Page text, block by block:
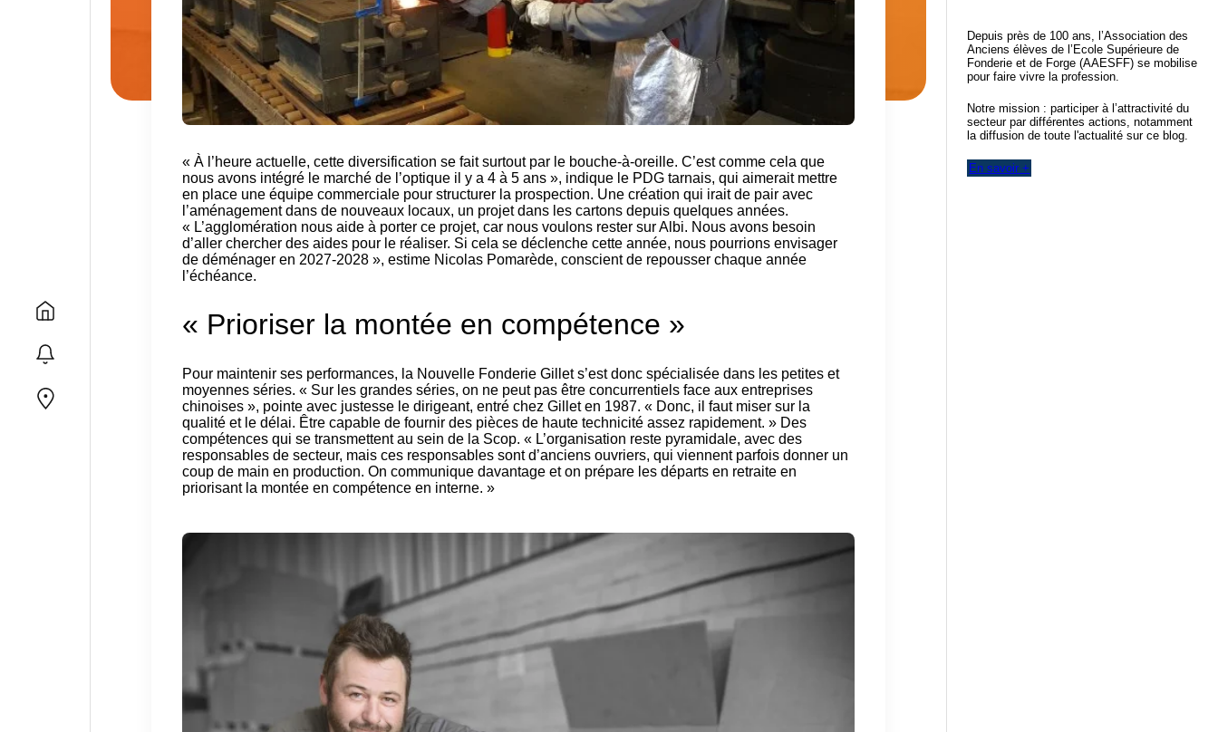
« À l’heure actuelle, cette diversification se fait surtout par le bouche-à-oreille. C’est comme cela que
nous avons intégré le marché de l’optique il y a 4 à 5 ans », indique le PDG tarnais, qui aimerait mettre
en place une équipe commerciale pour structurer la prospection. Une création qui irait de pair avec
l’aménagement dans de nouveaux locaux, un projet dans les cartons depuis quelques années.
« L’agglomération nous aide à porter ce projet, car nous voulons rester sur Albi. Nous avons besoin
d’aller chercher des aides pour le réaliser. Si cela se déclenche cette année, nous pourrions envisager
de déménager en 2027-2028 », estime Nicolas Pomarède, conscient de repousser chaque année
l’échéance.
« Prioriser la montée en compétence »
Pour maintenir ses performances, la Nouvelle Fonderie Gillet s’est donc spécialisée dans les petites et
moyennes séries. « Sur les grandes séries, on ne peut pas être concurrentiels face aux entreprises
chinoises », pointe avec justesse le dirigeant, entré chez Gillet en 1987. « Donc, il faut miser sur la
qualité et le délai. Être capable de fournir des pièces de haute technicité assez rapidement. » Des
compétences qui se transmettent au sein de la Scop. « L’organisation reste pyramidale, avec des
responsables de secteur, mais ces responsables sont d’anciens ouvriers, qui viennent parfois donner un
coup de main en production. On communique davantage et on prépare les départs en retraite en
priorisant la montée en compétence en interne. »
Depuis près de 100 ans, l’Association des
Anciens élèves de l’Ecole Supérieure de
Fonderie et de Forge (AAESFF) se mobilise
pour faire vivre la profession.
Notre mission : participer à l’attractivité du
secteur par différentes actions, notamment
la diffusion de toute l'actualité sur ce blog.
En savoir +